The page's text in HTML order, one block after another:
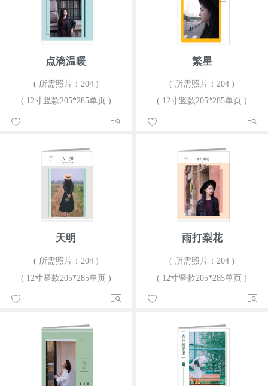
点滴温暖
( 所需照片：204 )
( 12寸竖款205*285单页 )
繁星
( 所需照片：204 )
( 12寸竖款205*285单页 )
天明
( 所需照片：204 )
( 12寸竖款205*285单页 )
雨打梨花
( 所需照片：204 )
( 12寸竖款205*285单页 )